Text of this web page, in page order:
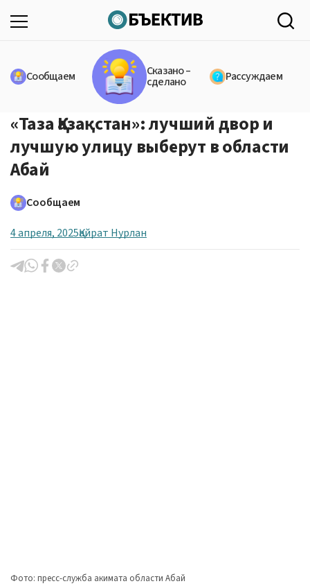
Сообщаем Сказано –
сделано Рассуждаем
«Таза Қазақстан»: лучший двор и
лучшую улицу выберут в области
Абай
Сообщаем
4 апреля, 2025Қайрат Нурлан
Фото: пресс-служба акимата области Абай